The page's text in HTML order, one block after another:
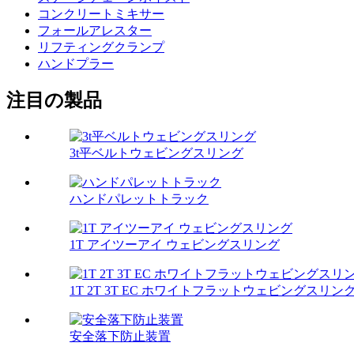
コンクリートミキサー
フォールアレスター
リフティングクランプ
ハンドプラー
注目の製品
3t平ベルトウェビングスリング
ハンドパレットトラック
1T アイツーアイ ウェビングスリング
1T 2T 3T EC ホワイトフラットウェビングスリン
安全落下防止装置